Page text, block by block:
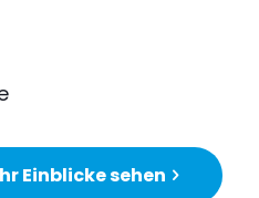
Einblicke sehen